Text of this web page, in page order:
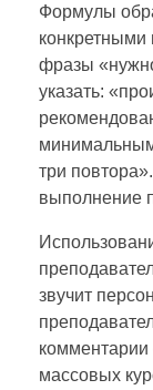
Формулы
фразы
указать:
три
выполнение
звучит
комментарии
массовых